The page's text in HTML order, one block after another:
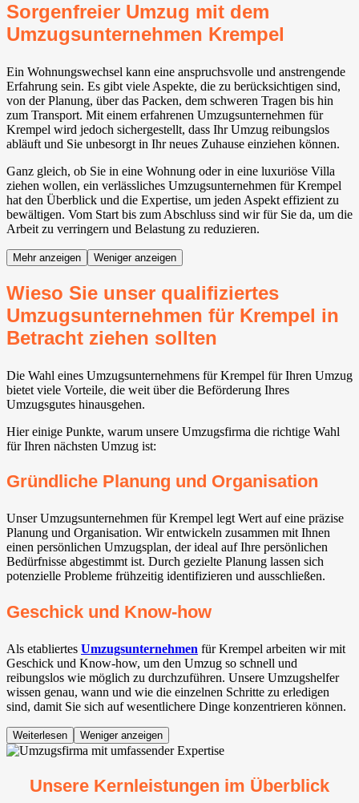
Sorgenfreier Umzug mit dem
Umzugsunternehmen Krempel
Ein Wohnungswechsel kann eine anspruchsvolle und anstrengende
Erfahrung sein. Es gibt viele Aspekte, die zu berücksichtigen sind,
von der Planung, über das Packen, dem schweren Tragen bis hin
zum Transport. Mit einem erfahrenen Umzugsunternehmen für
Krempel wird jedoch sichergestellt, dass Ihr Umzug reibungslos
abläuft und Sie unbesorgt in Ihr neues Zuhause einziehen können.
Ganz gleich, ob Sie in eine Wohnung oder in eine luxuriöse Villa
ziehen wollen, ein verlässliches Umzugsunternehmen für Krempel
hat den Überblick und die Expertise, um jeden Aspekt effizient zu
bewältigen. Vom Start bis zum Abschluss sind wir für Sie da, um die
Arbeit zu verringern und Belastung zu reduzieren.
Mehr anzeigen Weniger anzeigen
Wieso Sie unser qualifiziertes
Umzugsunternehmen für Krempel in
Betracht ziehen sollten
Die Wahl eines Umzugsunternehmens für Krempel für Ihren Umzug
bietet viele Vorteile, die weit über die Beförderung Ihres
Umzugsgutes hinausgehen.
Hier einige Punkte, warum unsere Umzugsfirma die richtige Wahl
für Ihren nächsten Umzug ist:
Gründliche Planung und Organisation
Unser Umzugsunternehmen für Krempel legt Wert auf eine präzise
Planung und Organisation. Wir entwickeln zusammen mit Ihnen
einen persönlichen Umzugsplan, der ideal auf Ihre persönlichen
Bedürfnisse abgestimmt ist. Durch gezielte Planung lassen sich
potenzielle Probleme frühzeitig identifizieren und ausschließen.
Geschick und Know-how
Als etabliertes Umzugsunternehmen für Krempel arbeiten wir mit
Geschick und Know-how, um den Umzug so schnell und
reibungslos wie möglich zu durchzuführen. Unsere Umzugshelfer
wissen genau, wann und wie die einzelnen Schritte zu erledigen
sind, damit Sie sich auf wesentlichere Dinge konzentrieren können.
Weiterlesen Weniger anzeigen
Unsere Kernleistungen im Überblick